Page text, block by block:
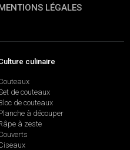
LÉGALES
culinaire
de couteaux
de couteaux
à découper
à zeste